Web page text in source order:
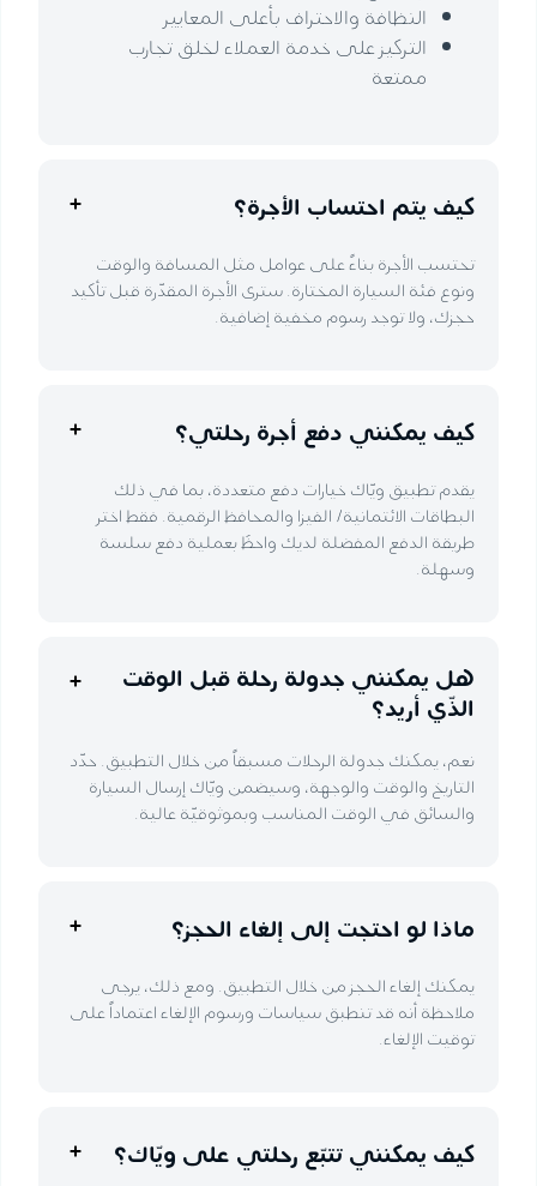
النظافة والاحتراف بأعلى المعايير
التركيز على خدمة العملاء لخلق تجارب
ممتعة
كيف يتم احتساب الأجرة؟
تحتسب الأجرة بناءً على عوامل مثل المسافة والوقت
ونوع فئة السيارة المختارة. سترى الأجرة المقدّرة قبل تأكيد
حجزك، ولا توجد رسوم مخفية إضافية.
كيف يمكنني دفع أجرة رحلتي؟
يقدم تطبيق ويّاك خيارات دفع متعددة، بما في ذلك
البطاقات الائتمانية/ الفيزا والمحافظ الرقمية. فقط اختر
طريقة الدفع المفضلة لديك واحظَ بعملية دفع سلسة
وسهلة.
هل يمكنني جدولة رحلة قبل الوقت
الذّي أريد؟
نعم، يمكنك جدولة الرحلات مسبقاً من خلال التطبيق. حدّد
التاريخ والوقت والوجهة، وسيضمن ويّاك إرسال السيارة
والسائق في الوقت المناسب وبموثوقيّة عالية.
ماذا لو احتجت إلى إلغاء الحجز؟
يمكنك إلغاء الحجز من خلال التطبيق. ومع ذلك، يرجى
ملاحظة أنه قد تنطبق سياسات ورسوم الإلغاء اعتماداً على
توقيت الإلغاء.
كيف يمكنني تتبّع رحلتي على ويّاك؟